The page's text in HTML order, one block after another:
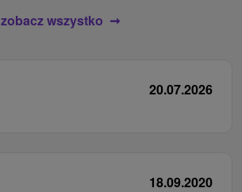
zobacz wszystko
20.07.2026
18.09.2020